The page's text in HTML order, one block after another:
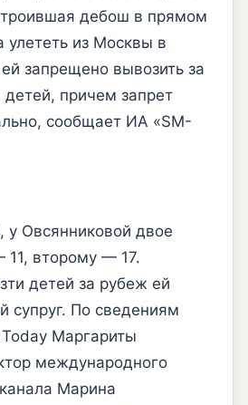
дебош в прямом
улететь из Москвы в
запрещено вывозить за
причем запрет
сообщает ИА «SM-
Овсянниковой двое
второму — 17.
детей за рубеж ей
супруг. По сведениям
Маргариты
международного
Марина